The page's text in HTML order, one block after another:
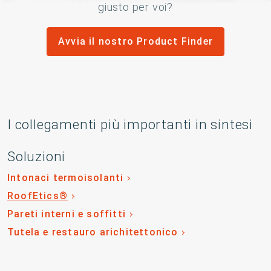
giusto per voi?
Avvia il nostro Product Finder
I collegamenti più importanti in sintesi
Soluzioni
Intonaci termoisolanti
RoofEtics®
Pareti interni e soffitti
Tutela e restauro arichitettonico